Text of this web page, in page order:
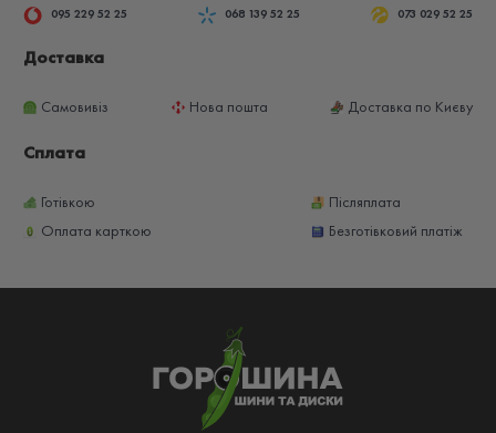
095 229 52 25 068 139 52 25 073 029 52 25
Доставка
Самовивіз Нова пошта Доставка по Києву
Сплата
Готівкою
Післяплата
Оплата карткою
Безготівковий платіж